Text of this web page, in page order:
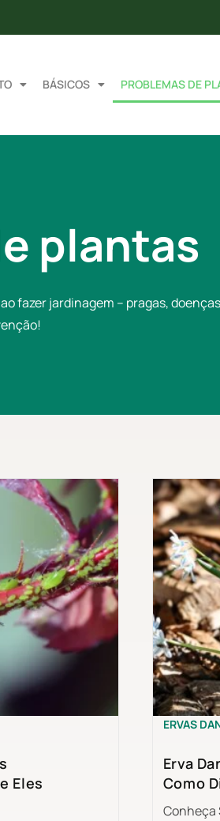
BÁSICOS PROBLEMAS DE
plantas
fazer jardinagem – pragas,
Eles
ERVAS
Erva
Como
Conheça